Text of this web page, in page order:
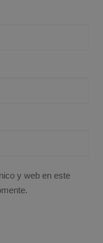
y web en este